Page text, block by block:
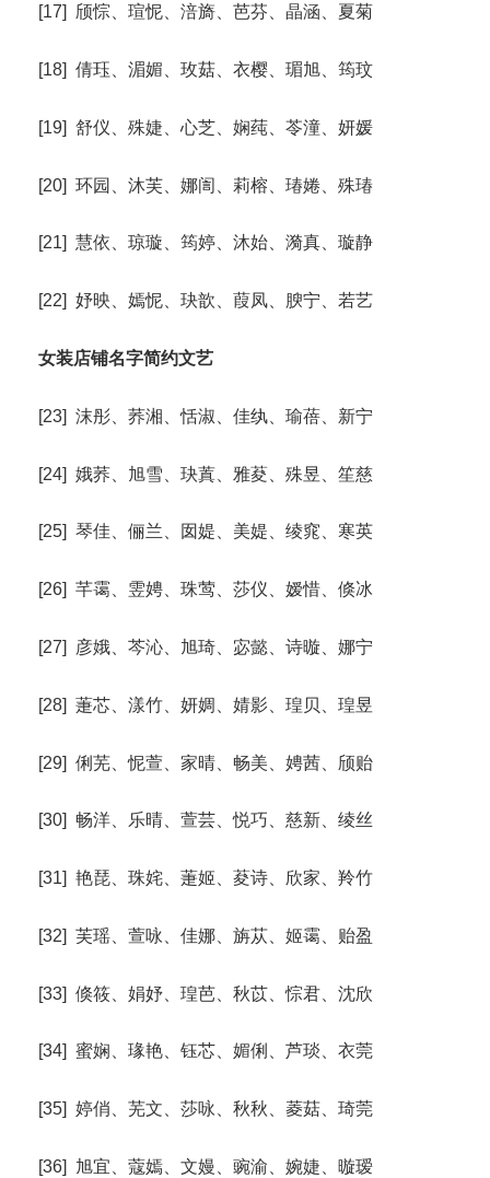
[17] 颀悰、瑄怩、涪旖、芭芬、晶涵、夏菊
[18] 倩珏、湄媚、玫菇、衣樱、瑂旭、筠玟
[19] 舒仪、殊婕、心芝、娴莼、苓潼、妍媛
[20] 环园、沐芙、娜訚、莉榕、瑃婘、殊瑃
[21] 慧依、琼璇、筠婷、沐始、漪真、璇静
[22] 妤映、嫣怩、玦歆、葭凤、腴宁、若艺
女装店铺名字简约文艺
[23] 沫彤、荞湘、恬淑、佳纨、瑜蓓、新宁
[24] 娥荞、旭雪、玦蒖、雅荾、殊昱、笙慈
[25] 琴佳、俪兰、囡媞、美媞、绫窕、寒英
[26] 芊霭、雴娉、珠莺、莎仪、嫒惜、倏冰
[27] 彦娥、芩沁、旭琦、宓懿、诗暶、娜宁
[28] 萐芯、漾竹、妍婤、婧影、瑝贝、瑝昱
[29] 俐芜、怩萱、家晴、畅美、娉茜、颀贻
[30] 畅洋、乐晴、萱芸、悦巧、慈新、绫丝
[31] 艳琵、珠姹、萐姬、荾诗、欣家、羚竹
[32] 芙瑶、萱咏、佳娜、旃苁、姬霭、贻盈
[33] 倏筱、娟妤、瑝芭、秋苡、悰君、沈欣
[34] 蜜娴、瑑艳、钰芯、媚俐、芦琰、衣莞
[35] 婷俏、芜文、莎咏、秋秋、菱菇、琦莞
[36] 旭宜、蔻嫣、文嫚、豌渝、婉婕、暶瑷